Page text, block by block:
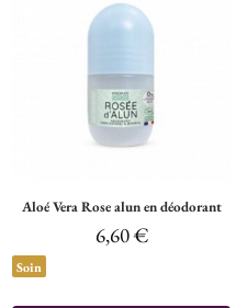
Aloé Vera Rose alun en déodorant
6,60€
Soin